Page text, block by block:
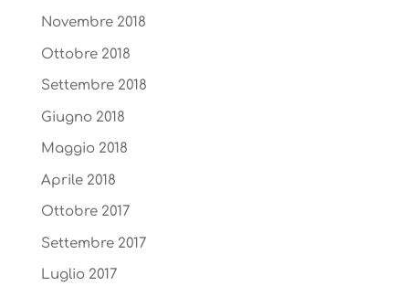
Novembre 2018
Ottobre 2018
Settembre 2018
Giugno 2018
Maggio 2018
Aprile 2018
Ottobre 2017
Settembre 2017
Luglio 2017